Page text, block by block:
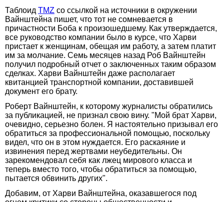
Таблоид TMZ со ссылкой на источники в окружении
Вайнштейна пишет, что тот не сомневается в
причастности Боба к произошедшему. Как утверждается,
все руководство компании было в курсе, что Харви
пристает к женщинам, обещая им работу, а затем платит
им за молчание. Семь месяцев назад Роб Вайнштейн
получил подробный отчет о заключенных таким образом
сделках. Харви Вайнштейн даже располагает
квитанцией транспортной компании, доставившей
документ его брату.
Роберт Вайнштейн, к которому журналисты обратились
за публикацией, не признал свою вину. "Мой брат Харви,
очевидно, серьезно болен. Я настоятельно призывал его
обратиться за профессиональной помощью, поскольку
видел, что он в этом нуждается. Его раскаяние и
извинения перед жертвами неубедительны. Он
зарекомендовал себя как лжец мирового класса и
теперь вместо того, чтобы обратиться за помощью,
пытается обвинить других".
Добавим, от Харви Вайнштейна, оказавшегося под